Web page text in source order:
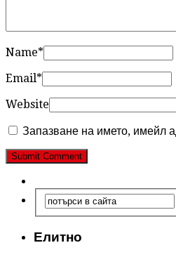
Name*
Email*
Website
Запазване на името, имейл
Елитно